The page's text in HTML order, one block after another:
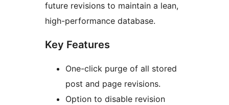
future revisions to maintain a lean,
high-performance database.
Key Features
One-click purge of all stored
post and page revisions.
Option to disable revision